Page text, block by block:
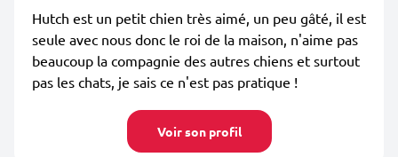
Hutch est un petit chien très aimé, un peu gâté, il est
seule avec nous donc le roi de la maison, n'aime pas
beaucoup la compagnie des autres chiens et surtout
pas les chats, je sais ce n'est pas pratique !
Voir son profil